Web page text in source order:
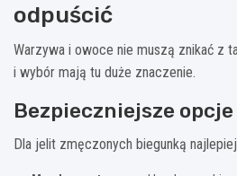
odpuścić
Warzywa i owoce nie muszą znikać z
i wybór mają tu duże znaczenie.
Bezpieczniejsze
Dla jelit zmęczonych biegunką najlepiej